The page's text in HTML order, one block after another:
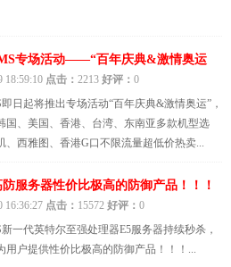
专场活动——“百年庆典&激情奥运
18:59:10 点击： 2213 好评： 0
日起将推出专场活动“百年庆典&激情奥运”，
国、美国、香港、台湾、东南亚多款机型选
、西雅图、香港G口不限流量超低价热卖...
服务器性价比极高的防御产品！！！
16:36:27 点击： 15572 好评： 0
一代英特尔至强处理器E5服务器持续秒杀，
用户提供性价比极高的防御产品！！！...